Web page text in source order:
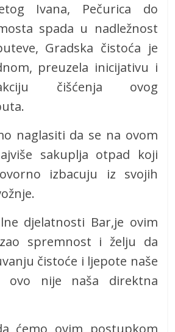
Ivana, Pečurica do
spada u nadležnost
Gradska čistoća je
preuzela inicijativu i
čišćenja ovog
naglasiti da se na ovom
sakuplja otpad koji
izbacuju iz svojih
djelatnosti Bar,je ovim
spremnost i želju da
čistoće i ljepote naše
ovo nije naša direktna